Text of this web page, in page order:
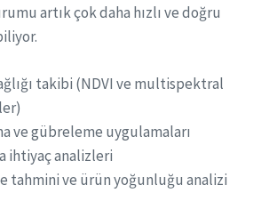
artık çok daha hızlı ve doğru
takibi (NDVI ve multispektral
ve gübreleme uygulamaları
ihtiyaç analizleri
tahmini ve ürün yoğunluğu analizi